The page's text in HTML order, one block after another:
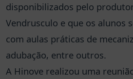
disponibilizados pelo
Vendrusculo e que os alunos
com aulas práticas de
adubação, entre outros.
A Hinove realizou uma